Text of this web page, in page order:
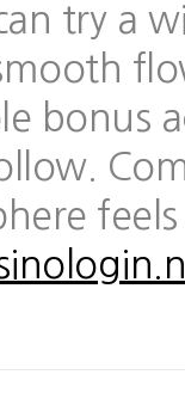
try a
bonus